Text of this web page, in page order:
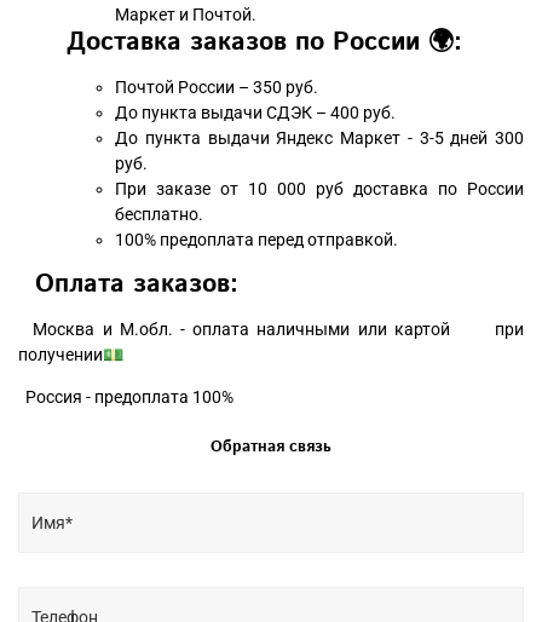
Маркет и Почтой.
Доставка заказов по России 🌍:
Почтой России – 350 руб.
До пункта выдачи СДЭК – 400 руб.
До пункта выдачи Яндекс Маркет - 3-5 дней 300
руб.
При заказе от 10 000 руб доставка по России
бесплатно.
100% предоплата перед отправкой.
Оплата заказов:
Москва и М.обл. - оплата наличными или картой при
получении💵
Россия - предоплата 100%
Обратная связь